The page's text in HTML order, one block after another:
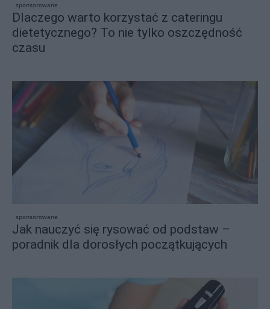
sponsorowane
Dlaczego warto korzystać z cateringu
dietetycznego? To nie tylko oszczędność
czasu
sponsorowane
Jak nauczyć się rysować od podstaw –
poradnik dla dorosłych początkujących